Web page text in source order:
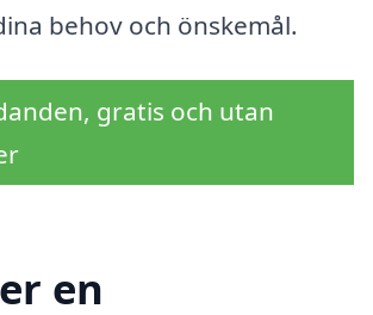
behov och önskemål.
gratis och utan
en